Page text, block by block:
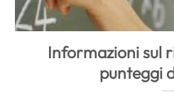
Informazioni sul
punteggi